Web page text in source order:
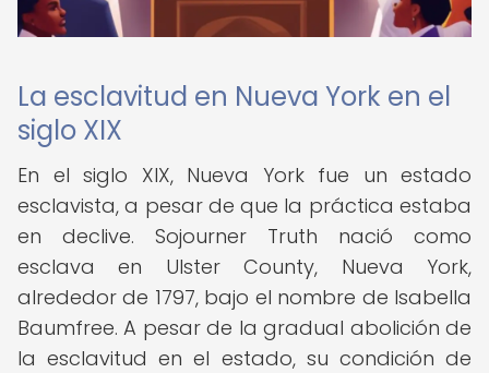
La esclavitud en Nueva York en el
siglo XIX
En el siglo XIX, Nueva York fue un estado
esclavista, a pesar de que la práctica estaba
en declive. Sojourner Truth nació como
esclava en Ulster County, Nueva York,
alrededor de 1797, bajo el nombre de Isabella
Baumfree. A pesar de la gradual abolición de
la esclavitud en el estado, su condición de